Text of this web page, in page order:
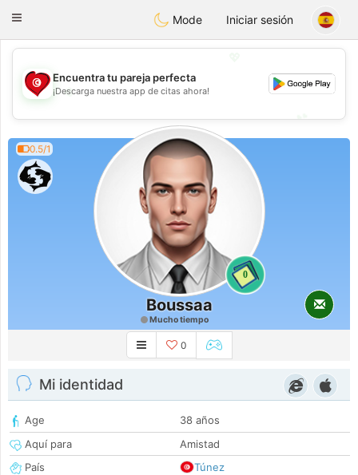
Tunisia Dating
Toggle
Mode Iniciar sesión
💖
💕
Encuentra tu pareja perfecta
¡Descarga nuestra app de citas ahora!
0.5/1
0
Boussaa
Mucho tiempo
0
Mi identidad
Age
38 años
Aquí para
Amistad
País
Túnez